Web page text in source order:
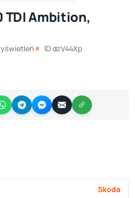
TDI Ambition,
ID dzV44Xp
Skoda